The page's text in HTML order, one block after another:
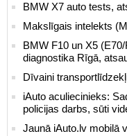
BMW X7 auto tests,
Makslīgais intelekts
BMW F10 un X5
diagnostika Rīgā,
Dīvaini
iAuto aculiecinieks:
policijas darbs, sūti
Jaunā iAuto.lv mobilā